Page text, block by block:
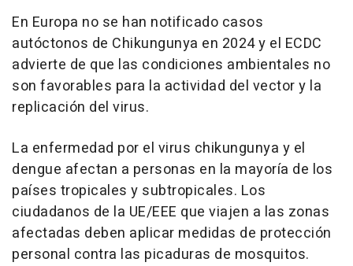
En Europa no se han notificado casos
autóctonos de Chikungunya en 2024 y el ECDC
advierte de que las condiciones ambientales no
son favorables para la actividad del vector y la
replicación del virus.
La enfermedad por el virus chikungunya y el
dengue afectan a personas en la mayoría de los
países tropicales y subtropicales. Los
ciudadanos de la UE/EEE que viajen a las zonas
afectadas deben aplicar medidas de protección
personal contra las picaduras de mosquitos.